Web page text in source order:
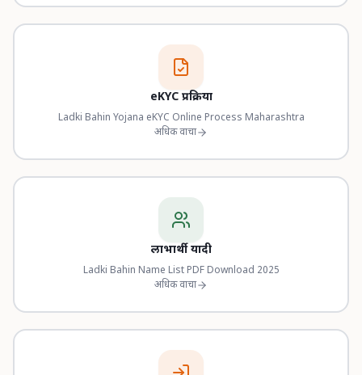
eKYC प्रक्रिया
Ladki Bahin Yojana eKYC Online Process Maharashtra
अधिक वाचा
लाभार्थी यादी
Ladki Bahin Name List PDF Download 2025
अधिक वाचा